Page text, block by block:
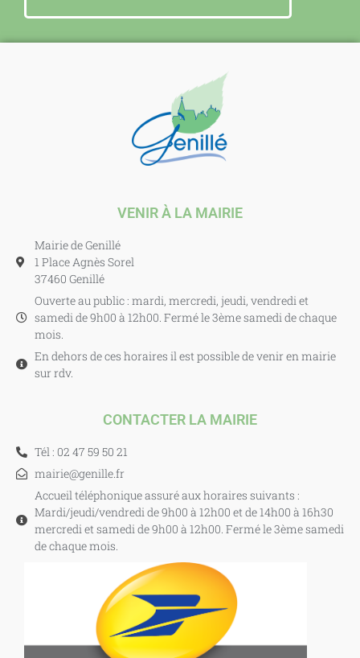
VENIR À LA MAIRIE
Mairie de Genillé
1 Place Agnès Sorel
37460 Genillé
Ouverte au public : mardi, mercredi, jeudi, vendredi et
samedi de 9h00 à 12h00. Fermé le 3ème samedi de chaque
mois.
En dehors de ces horaires il est possible de venir en mairie
sur rdv.
CONTACTER LA MAIRIE
Tél : 02 47 59 50 21
mairie@genille.fr
Accueil téléphonique assuré aux horaires suivants :
Mardi/jeudi/vendredi de 9h00 à 12h00 et de 14h00 à 16h30
mercredi et samedi de 9h00 à 12h00. Fermé le 3ème samedi
de chaque mois.